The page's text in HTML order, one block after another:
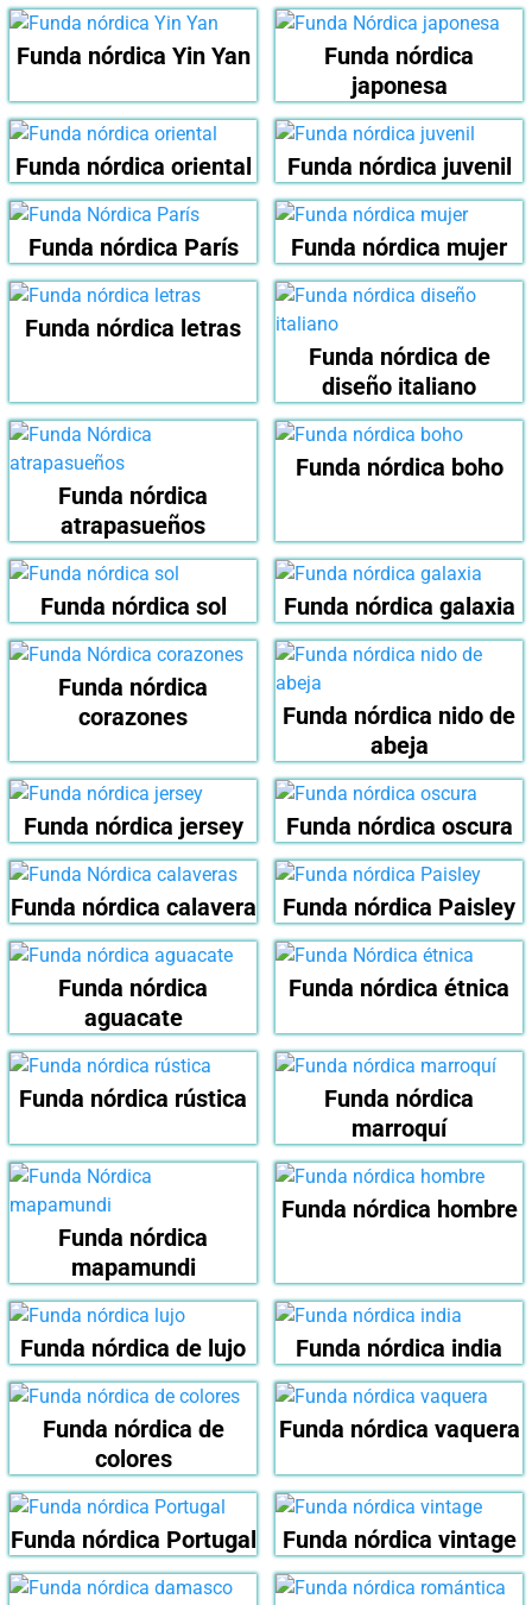
Funda nórdica Yin Yan
Funda nórdica
japonesa
Funda nórdica oriental Funda nórdica juvenil
Funda nórdica París Funda nórdica mujer
Funda nórdica letras
Funda nórdica de
diseño italiano
Funda nórdica
atrapasueños
Funda nórdica boho
Funda nórdica sol Funda nórdica galaxia
Funda nórdica
corazones
Funda nórdica nido de
abeja
Funda nórdica jersey Funda nórdica oscura
Funda nórdica calavera Funda nórdica Paisley
Funda nórdica
aguacate
Funda nórdica étnica
Funda nórdica rústica
Funda nórdica
marroquí
Funda nórdica
mapamundi
Funda nórdica hombre
Funda nórdica de lujo Funda nórdica india
Funda nórdica de
colores
Funda nórdica vaquera
Funda nórdica Portugal Funda nórdica vintage